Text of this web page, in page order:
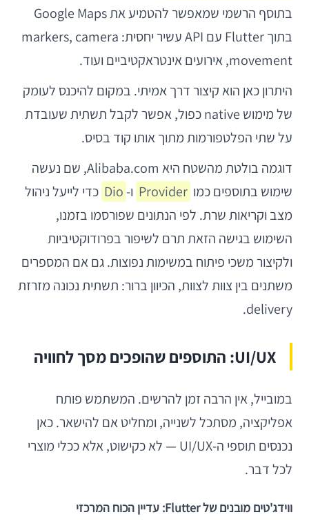
בתוסף הרשמי שמאפשר להטמיע את Google Maps
בתוך Flutter עם API עשיר יחסית: markers, camera
movement, אירועים אינטראקטיביים ועוד.
היתרון כאן הוא קיצור דרך אמיתי. במקום להיכנס לעומק
של מימוש native כפול, אפשר לקבל תשתית שעובדת
על שתי הפלטפורמות מתוך אותו קוד בסיס.
דוגמה בולטת מהשטח היא Alibaba.com, שם נעשה
שימוש בתוספים כמו Provider ו- Dio כדי לייעל ניהול
מצב וקריאות שרת. לפי הנתונים שפורסמו בזמנו,
השימוש בגישה הזאת תרם לשיפור בפרודוקטיביות
ולקיצור משכי פיתוח במשימות נפוצות. גם אם המספרים
משתנים בין צוות לצוות, הכיוון ברור: תשתית נכונה מזרזת
delivery.
UI/UX: התוספים שהופכים מסך לחוויה
במובייל, אין הרבה זמן להרשים. המשתמש פותח
אפליקציה, מסתכל לשנייה, ומחליט אם להישאר. כאן
נכנסים תוספי ה-UI/UX — לא כקישוט, אלא ככלי מוצרי
לכל דבר.
ווידג'טים מובנים של Flutter: עדיין הכוח המרכזי